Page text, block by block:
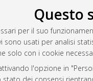
Questo
per il suo
usati per analisi
solo con i cookie
l'opzione in
Dottorato
2038-7946
implementato e
Cookie